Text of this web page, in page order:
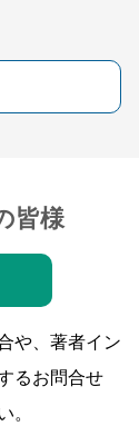
皆様
や、著者イン
るお問合せ
。